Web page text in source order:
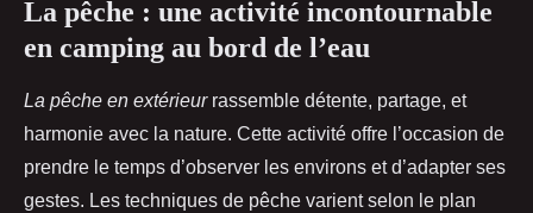
La pêche : une activité incontournable
en camping au bord de l’eau
La pêche en extérieurrassemble détente, partage, et
harmonie avec la nature. Cette activité offre l’occasion de
prendre le temps d’observer les environs et d’adapter ses
gestes. Les techniques de pêche varient selon le plan